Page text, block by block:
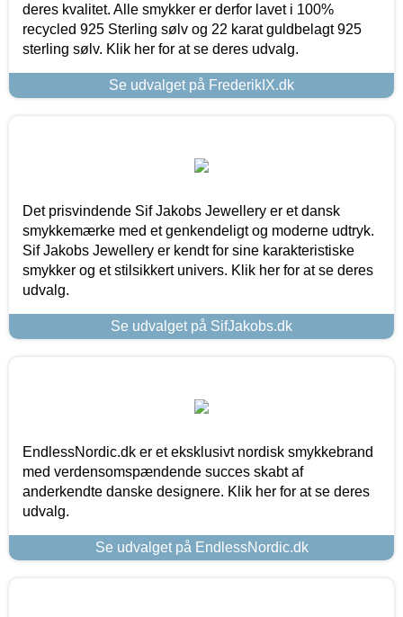
deres kvalitet. Alle smykker er derfor lavet i 100%
recycled 925 Sterling sølv og 22 karat guldbelagt 925
sterling sølv. Klik her for at se deres udvalg.
Se udvalget på FrederikIX.dk
Det prisvindende Sif Jakobs Jewellery er et dansk
smykkemærke med et genkendeligt og moderne udtryk.
Sif Jakobs Jewellery er kendt for sine karakteristiske
smykker og et stilsikkert univers. Klik her for at se deres
udvalg.
Se udvalget på SifJakobs.dk
EndlessNordic.dk er et eksklusivt nordisk smykkebrand
med verdensomspændende succes skabt af
anderkendte danske designere. Klik her for at se deres
udvalg.
Se udvalget på EndlessNordic.dk